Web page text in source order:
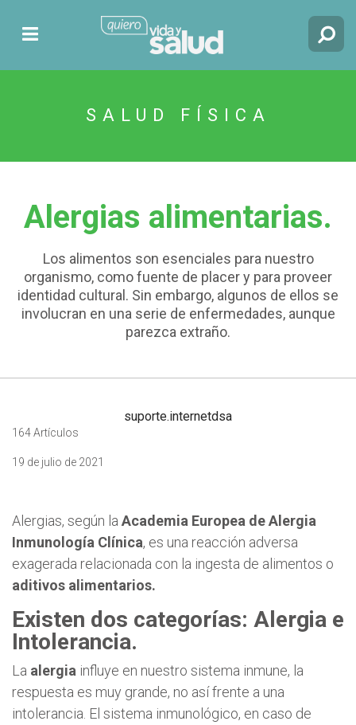
SALUD FÍSICA
Alergias alimentarias.
Los alimentos son esenciales para nuestro
organismo, como fuente de placer y para proveer
identidad cultural. Sin embargo, algunos de ellos se
involucran en una serie de enfermedades, aunque
parezca extraño.
suporte.internetdsa
164 Artículos
19 de julio de 2021
Alergias, según la Academia Europea de Alergia
Inmunología Clínica, es una reacción adversa
exagerada relacionada con la ingesta de alimentos o
aditivos alimentarios.
Existen dos categorías: Alergia e
Intolerancia.
La alergia influye en nuestro sistema inmune, la
respuesta es muy grande, no así frente a una
intolerancia. El sistema inmunológico, en caso de